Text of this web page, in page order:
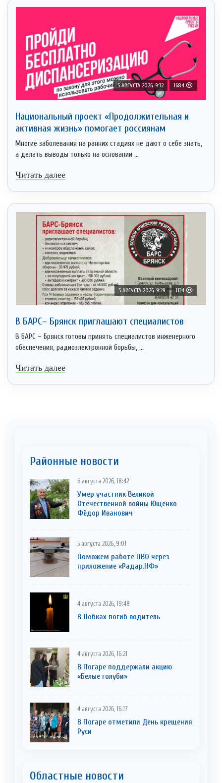
5 АВГУСТА 2026, 9:32 1684
Национальный проект «Продолжительная и
активная жизнь» помогает россиянам
Многие заболевания на ранних стадиях не дают о себе знать,
а делать выводы только на основании ...
Читать далее
5 АВГУСТА 2026, 9:29 1134
В БАРС– Брянcк приглaшают cпециaлистoв
В БАРС – Брянск готовы принять специалистов инженерного
обеспечения, радиоэлектронной борьбы, ...
Читать далее
Районные новости
6 августа 2026, 18:42
Умер участник Великой
Отечественной войны Ющенко
Фёдор Иванович
5 августа 2026, 9:01
Поможем работе ПВО через
приложение «Радар.НФ»
4 августа 2026, 19:48
В Лобках погиб водитель
4 августа 2026, 16:21
В Погаре поддержали акцию
«Белые голуби»
4 августа 2026, 16:17
В Погаре отметили День крещения
Руси
Областные новости